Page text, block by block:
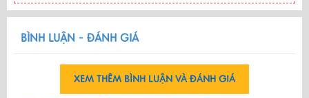
BÌNH LUẬN - ĐÁNH GIÁ
XEM THÊM BÌNH LUẬN VÀ ĐÁNH GIÁ